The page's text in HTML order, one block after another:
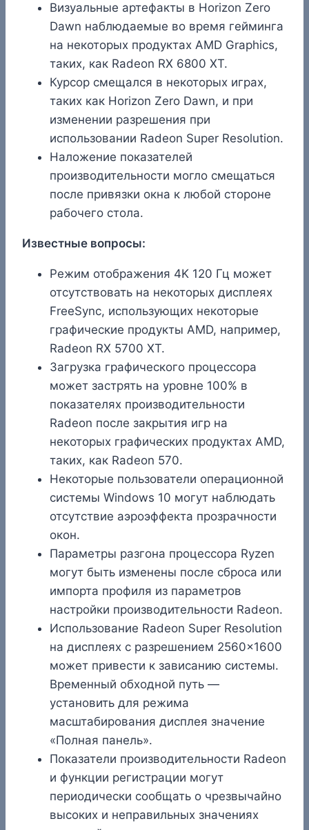
Визуальные артефакты в Horizon Zero
Dawn наблюдаемые во время гейминга
на некоторых продуктах AMD Graphics,
таких, как Radeon RX 6800 XT.
Курсор смещался в некоторых играх,
таких как Horizon Zero Dawn, и при
изменении разрешения при
использовании Radeon Super Resolution.
Наложение показателей
производительности могло смещаться
после привязки окна к любой стороне
рабочего стола.
Известные вопросы:
Режим отображения 4K 120 Гц может
отсутствовать на некоторых дисплеях
FreeSync, использующих некоторые
графические продукты AMD, например,
Radeon RX 5700 XT.
Загрузка графического процессора
может застрять на уровне 100% в
показателях производительности
Radeon после закрытия игр на
некоторых графических продуктах AMD,
таких, как Radeon 570.
Некоторые пользователи операционной
системы Windows 10 могут наблюдать
отсутствие аэроэффекта прозрачности
окон.
Параметры разгона процессора Ryzen
могут быть изменены после сброса или
импорта профиля из параметров
настройки производительности Radeon.
Использование Radeon Super Resolution
на дисплеях с разрешением 2560×1600
может привести к зависанию системы.
Временный обходной путь —
установить для режима
масштабирования дисплея значение
«Полная панель».
Показатели производительности Radeon
и функции регистрации могут
периодически сообщать о чрезвычайно
высоких и неправильных значениях